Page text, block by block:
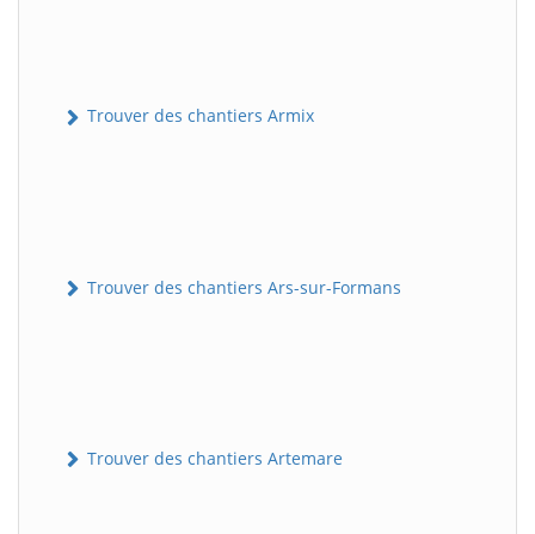
Trouver des chantiers Armix
Trouver des chantiers Ars-sur-Formans
Trouver des chantiers Artemare